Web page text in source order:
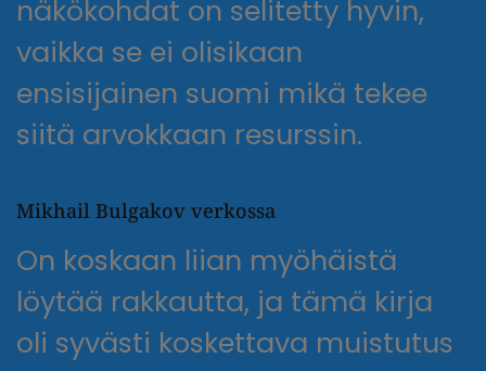
näkökohdat on selitetty hyvin,
vaikka se ei olisikaan
ensisijainen suomi mikä tekee
siitä arvokkaan resurssin.
Mikhail Bulgakov verkossa
On koskaan liian myöhäistä
löytää rakkautta, ja tämä kirja
oli syvästi koskettava muistutus